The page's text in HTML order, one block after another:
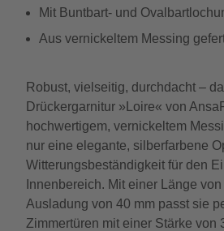
Mit Buntbart- und
Aus vernickeltem Messing
Robust, vielseitig, durchdacht –
Drückergarnitur »Loire« von
hochwertigem, vernickeltem
nur eine elegante, silberfarbene
Witterungsbeständigkeit für den
Innenbereich. Mit einer Länge
Ausladung von 40 mm passt sie
Zimmertüren mit einer Stärke von